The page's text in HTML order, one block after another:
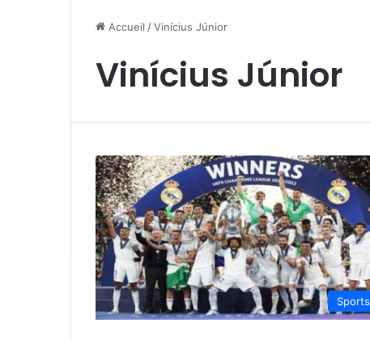
Accueil /Vinícius Júnior
Vinícius Júnior
Sports